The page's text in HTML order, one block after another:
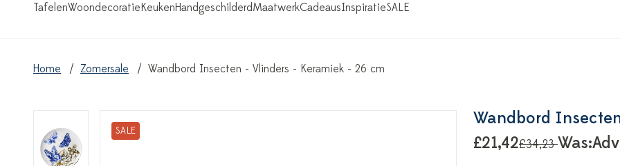
TafelenWoondecoratieKeukenHandgeschilderdMaatwerkCadeausInspiratieSALE
Home Zomersale Wandbord Insecten - Vlinders - Keramiek - 26 cm
SALE
Wandbord
£34,23Was:
£21,42